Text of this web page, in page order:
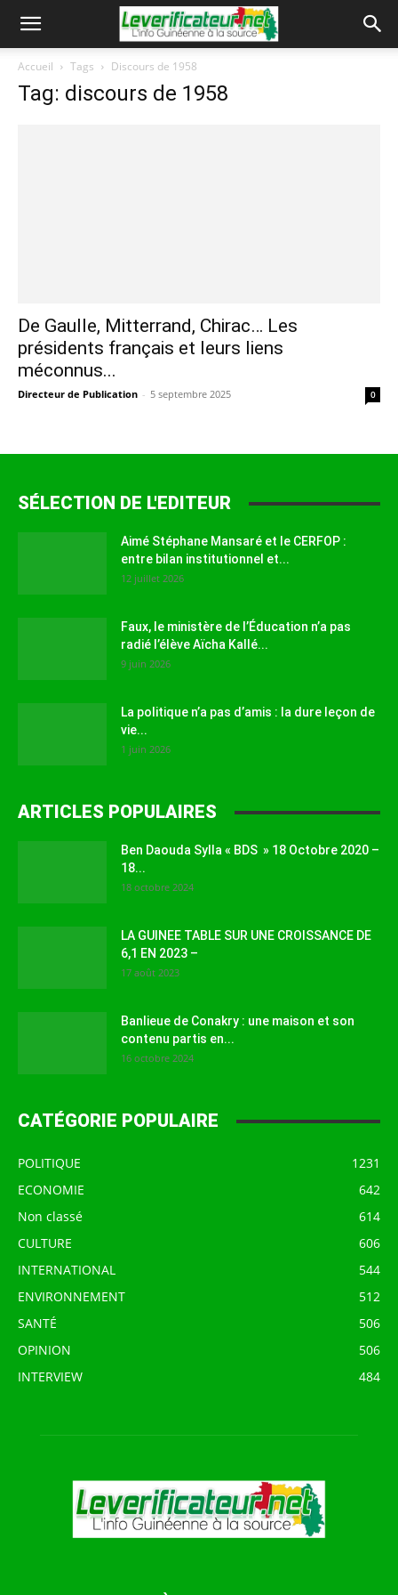
Accueil Tags Discours de 1958
Tag: discours de 1958
De Gaulle, Mitterrand, Chirac… Les
présidents français et leurs liens
méconnus...
Directeur de Publication - 5 septembre 2025 0
SÉLECTION DE L'EDITEUR
Aimé Stéphane Mansaré et le CERFOP :
entre bilan institutionnel et...
12 juillet 2026
Faux, le ministère de l’Éducation n’a pas
radié l’élève Aïcha Kallé...
9 juin 2026
La politique n’a pas d’amis : la dure leçon de
vie...
1 juin 2026
ARTICLES POPULAIRES
Ben Daouda Sylla « BDS » 18 Octobre 2020 –
18...
18 octobre 2024
LA GUINEE TABLE SUR UNE CROISSANCE DE
6,1 EN 2023 –
17 août 2023
Banlieue de Conakry : une maison et son
contenu partis en...
16 octobre 2024
CATÉGORIE POPULAIRE
POLITIQUE
1231
ECONOMIE
642
Non classé
614
CULTURE
606
INTERNATIONAL
544
ENVIRONNEMENT
512
SANTÉ
506
OPINION
506
INTERVIEW
484